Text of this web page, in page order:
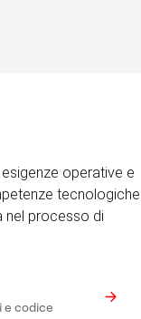
operative e
tecnologiche
nel processo di
e codice